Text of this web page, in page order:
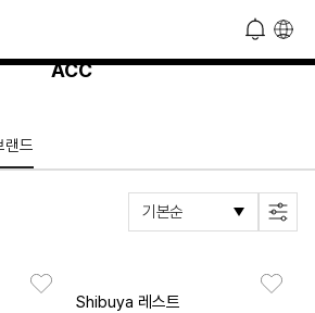
접하기!
ACC
랜드
Shibuya 레스트